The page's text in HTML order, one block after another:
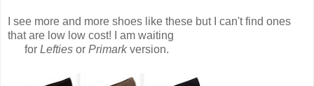
I see more and more shoes like these but I can't find ones
that are low low cost! I am waiting
for Leftiesor Primarkversion.